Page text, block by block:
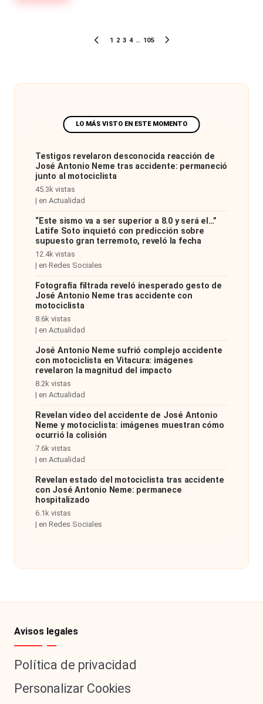
PÁGINA
1 2 3 4 … 105
Testigos revelaron desconocida reacción de
José Antonio Neme tras accidente: permaneció
junto al motociclista
45.3k vistas
| en Actualidad
“Este sismo va a ser superior a 8.0 y será el…”
Latife Soto inquietó con predicción sobre
supuesto gran terremoto, reveló la fecha
12.4k vistas
| en Redes Sociales
Fotografía filtrada reveló inesperado gesto de
José Antonio Neme tras accidente con
motociclista
8.6k vistas
| en Actualidad
José Antonio Neme sufrió complejo accidente
con motociclista en Vitacura: imágenes
revelaron la magnitud del impacto
8.2k vistas
| en Actualidad
Revelan video del accidente de José Antonio
Neme y motociclista: imágenes muestran cómo
ocurrió la colisión
7.6k vistas
| en Actualidad
Revelan estado del motociclista tras accidente
con José Antonio Neme: permanece
hospitalizado
6.1k vistas
| en Redes Sociales
Avisos legales
Política de privacidad
Personalizar Cookies